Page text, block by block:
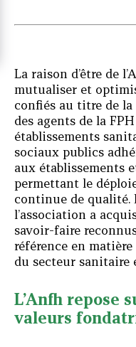
La raison d’être de
mutualiser et
confiés au titre de
des agents de la
établissements
sociaux publics
aux établissements
permettant le
continue de qualité.
l’association a
savoir-faire
référence en
du secteur sanitaire
L’Anfh repose
valeurs